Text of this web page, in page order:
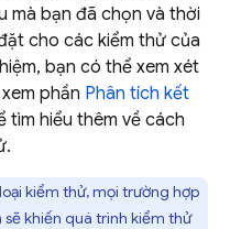
mà bạn đã chọn và thời
cho các kiểm thử của
bạn có thể xem xét
phần Phân tích kết
tìm hiểu thêm về cách
kiểm thử, mọi trường hợp
khiến quá trình kiểm thử